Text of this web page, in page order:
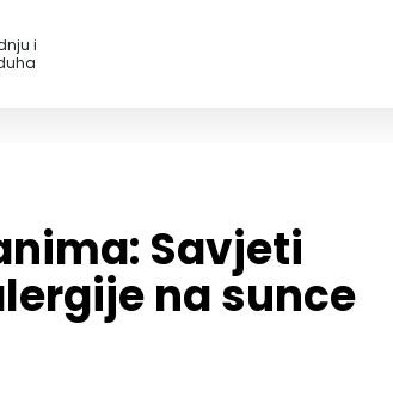
i
Savjeti
na sunce